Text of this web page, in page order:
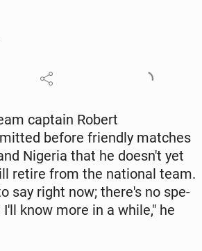
captain Robert
before friend­ly matches
Nigeria that he doesn't yet
retire from the na­tion­al team.
say right now; there's no spe­
know more in a while," he